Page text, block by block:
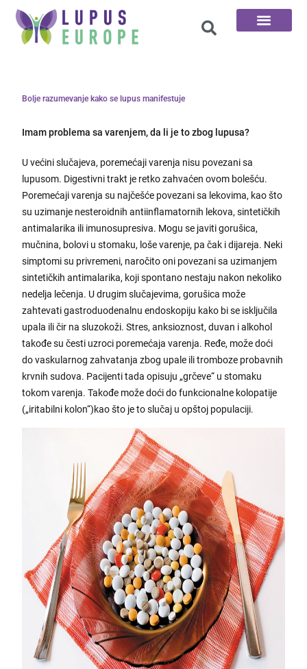
Bolje razumevanje kako se lupus manifestuje
Imam problema sa varenjem, da li je to zbog lupusa?
U većini slučajeva, poremećaji varenja nisu povezani sa
lupusom. Digestivni trakt je retko zahvaćen ovom bolešću.
Poremećaji varenja su najčešće povezani sa lekovima, kao što
su uzimanje nesteroidnih antiinflamatornih lekova, sintetičkih
antimalarika ili imunosupresiva. Mogu se javiti gorušica,
mučnina, bolovi u stomaku, loše varenje, pa čak i dijareja. Neki
simptomi su privremeni, naročito oni povezani sa uzimanjem
sintetičkih antimalarika, koji spontano nestaju nakon nekoliko
nedelja lečenja. U drugim slučajevima, gorušica može
zahtevati gastroduodenalnu endoskopiju kako bi se isključila
upala ili čir na sluzokoži. Stres, anksioznost, duvan i alkohol
takođe su česti uzroci poremećaja varenja. Ređe, može doći
do vaskularnog zahvatanja zbog upale ili tromboze probavnih
krvnih sudova. Pacijenti tada opisuju „grčeve“ u stomaku
tokom varenja. Takođe može doći do funkcionalne kolopatije
(„iritabilni kolon“)kao što je to slučaj u opštoj populaciji.